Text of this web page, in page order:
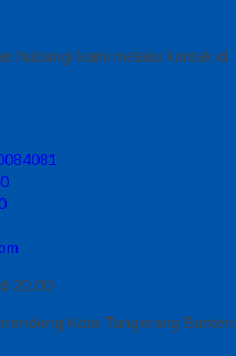
hubungi kami melalui kontak di
20.00
Kota Tangerang Banten